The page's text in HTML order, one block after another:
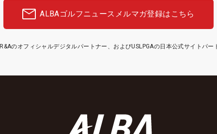
ALBAゴルフニュース メルマガ登録はこちら
のオフィシャルデジタルパートナー、およびUSLPGAの日本公式サイトパー